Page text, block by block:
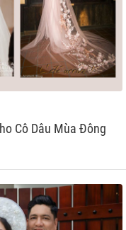
Cô Dâu Mùa Đông